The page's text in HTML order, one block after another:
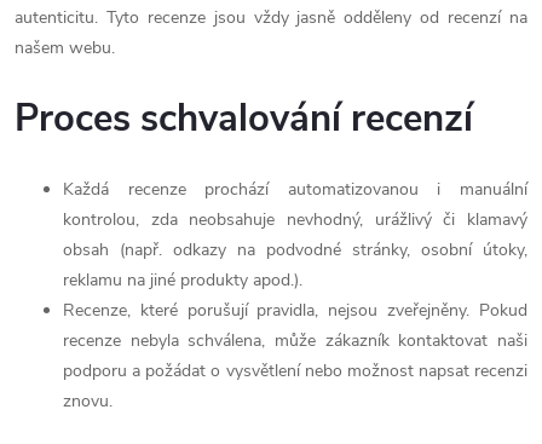
autenticitu. Tyto recenze jsou vždy jasně odděleny od recenzí na
našem webu.
Proces schvalování recenzí
Každá recenze prochází automatizovanou i manuální
kontrolou, zda neobsahuje nevhodný, urážlivý či klamavý
obsah (např. odkazy na podvodné stránky, osobní útoky,
reklamu na jiné produkty apod.).
Recenze, které porušují pravidla, nejsou zveřejněny. Pokud
recenze nebyla schválena, může zákazník kontaktovat naši
podporu a požádat o vysvětlení nebo možnost napsat recenzi
znovu.